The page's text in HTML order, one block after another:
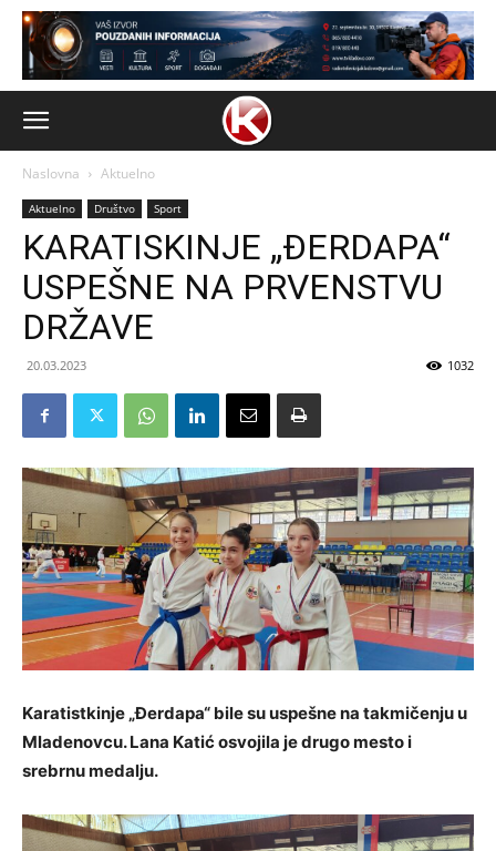
Naslovna Aktuelno
Aktuelno Društvo Sport
KARATISKINJE „ĐERDAPA“
USPEŠNE NA PRVENSTVU
DRŽAVE
20.03.2023 1032
Karatistkinje „Đerdapa“ bile su uspešne na takmičenju u
Mladenovcu. Lana Katić osvojila je drugo mesto i
srebrnu medalju.